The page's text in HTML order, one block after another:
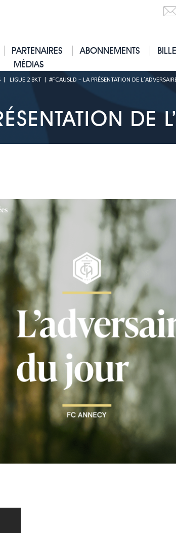
PARTENAIRES ABONNEMENTS
MÉDIAS
LIGUE 2 BKT #FCAUSLD – LA PRÉSENTATION DE
DE